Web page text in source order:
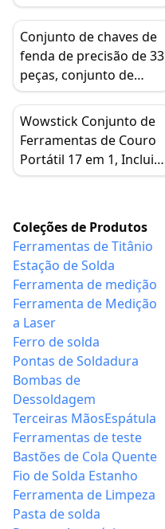
Cromo Vanádio,
Ferramenta de Reparo
de Precisão 53 em 1
Conjunto de chaves de
fenda de precisão de 33
peças, conjunto de
chaves de fenda
Jakemy, JM-8160, CR-V,
cabo magnético
antiderrapante, reparo
Wowstick Conjunto de
Ferramentas de Couro
Portátil 17 em 1, Inclui
pé de cabra, escova,
telefones, relógios e
reparos domésticos
Coleções de Produtos
Ferramentas de Titânio
Estação de Solda
Ferramenta de medição
Ferramenta de Medição
a Laser
Ferro de solda
Pontas de Soldadura
Bombas de
Dessoldagem
Terceiras MãosEspátula
Ferramentas de teste
Bastões de Cola Quente
Fio de Solda Estanho
Ferramenta de Limpeza
Pasta de solda